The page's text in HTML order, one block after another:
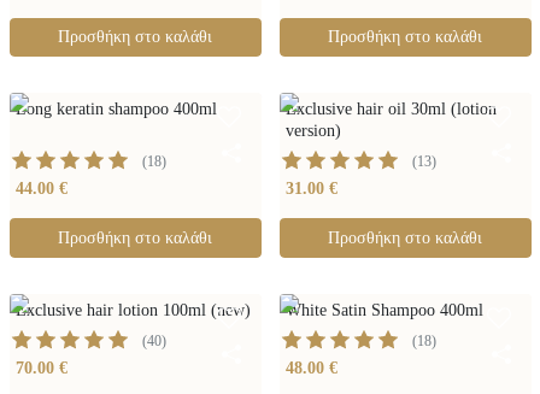
Προσθήκη στο καλάθι Προσθήκη στο καλάθι
Long keratin shampoo 400ml
(18)
44.00 €
Προσθήκη στο καλάθι
Exclusive hair oil 30ml (lotion
version)
(13)
31.00 €
Προσθήκη στο καλάθι
Exclusive hair lotion 100ml (new)
(40)
70.00 €
White Satin Shampoo 400ml
(18)
48.00 €